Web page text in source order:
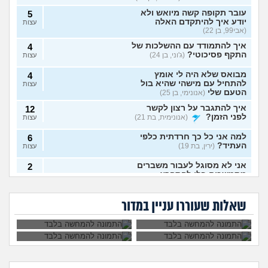
עובר תקופה קשה מיואש ולא
יודע איך להיתקדם האלה
(אבי99, בן 22)
5
עצות
איך להתמודד עם ההשלכות של
התקף פסיכוטי? (ג'וני, בן 24)
4
עצות
מבואס שלא היה לי אומץ
להתחיל עם מישהי שהיא בול
הטעם שלי (אנונימי, בן 25)
4
עצות
איך להתגבר על רצון לקשר
לפני הזמן?
(אנונימית, בת 21)
12
עצות
למה אני כל כך חרדתית כלפי
העתיד? (ירין, בת 19)
6
עצות
אני לא מסוגל לעבור משברים
מתמשכים בלי להתפרץ
2
בעלי חסר רגשות באופן מדאיג
(אנונימית, בת 33)
מרגיש תקוע בחיים, איך
להתמודד? (zak, בן 25)
2
(אנוני, בת 18)
שאלות שעוררו עניין במדור
הגיוני שפסיכיאטר
מה קורה אם עוברים
בלילה?
גיליתי שאני סובל מ
OCD, איך להתמודד
עם הדיכאון?
למי אפשר לפנות כדי
במדינת ישראל? אבל
באמת?